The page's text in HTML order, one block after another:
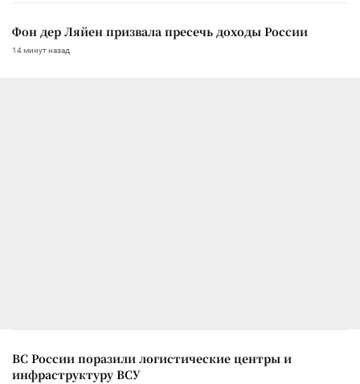
Фон дер Ляйен призвала пресечь доходы России
14 минут назад
ВС России поразили логистические центры и
инфраструктуру ВСУ